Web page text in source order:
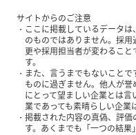
サイトからのご注意
ここに掲載しているデータ
のものではありません。採
更や採用担当者が変わるこ
す。
また、言うまでもないこと
ものに過ぎません。他人が
にとって望ましい企業とは
業であっても素晴らしい企業
掲載された内容の真偽、評
す。あくまでも「一つの結果